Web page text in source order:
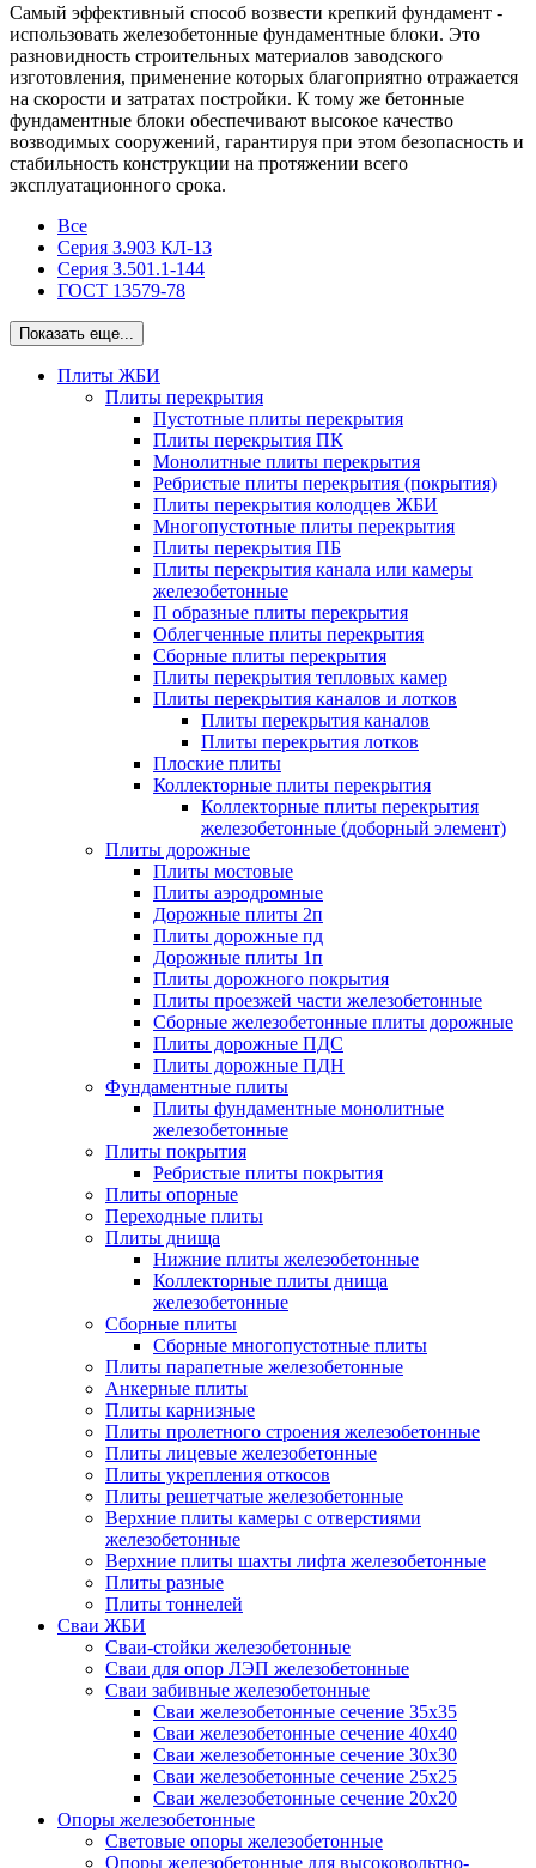
Самый эффективный способ возвести крепкий фундамент -
использовать железобетонные фундаментные блоки. Это
разновидность строительных материалов заводского
изготовления, применение которых благоприятно отражается
на скорости и затратах постройки. К тому же бетонные
фундаментные блоки обеспечивают высокое качество
возводимых сооружений, гарантируя при этом безопасность и
стабильность конструкции на протяжении всего
эксплуатационного срока.
Все
Серия 3.903 КЛ-13
Серия 3.501.1-144
ГОСТ 13579-78
Показать еще...
Плиты ЖБИ
Плиты перекрытия
Пустотные плиты перекрытия
Плиты перекрытия ПК
Монолитные плиты перекрытия
Ребристые плиты перекрытия (покрытия)
Плиты перекрытия колодцев ЖБИ
Многопустотные плиты перекрытия
Плиты перекрытия ПБ
Плиты перекрытия канала или камеры
железобетонные
П образные плиты перекрытия
Облегченные плиты перекрытия
Сборные плиты перекрытия
Плиты перекрытия тепловых камер
Плиты перекрытия каналов и лотков
Плиты перекрытия каналов
Плиты перекрытия лотков
Плоские плиты
Коллекторные плиты перекрытия
Коллекторные плиты перекрытия
железобетонные (доборный элемент)
Плиты дорожные
Плиты мостовые
Плиты аэродромные
Дорожные плиты 2п
Плиты дорожные пд
Дорожные плиты 1п
Плиты дорожного покрытия
Плиты проезжей части железобетонные
Сборные железобетонные плиты дорожные
Плиты дорожные ПДС
Плиты дорожные ПДН
Фундаментные плиты
Плиты фундаментные монолитные
железобетонные
Плиты покрытия
Ребристые плиты покрытия
Плиты опорные
Переходные плиты
Плиты днища
Нижние плиты железобетонные
Коллекторные плиты днища
железобетонные
Сборные плиты
Сборные многопустотные плиты
Плиты парапетные железобетонные
Анкерные плиты
Плиты карнизные
Плиты пролетного строения железобетонные
Плиты лицевые железобетонные
Плиты укрепления откосов
Плиты решетчатые железобетонные
Верхние плиты камеры с отверстиями
железобетонные
Верхние плиты шахты лифта железобетонные
Плиты разные
Плиты тоннелей
Сваи ЖБИ
Сваи-стойки железобетонные
Сваи для опор ЛЭП железобетонные
Сваи забивные железобетонные
Сваи железобетонные сечение 35x35
Сваи железобетонные сечение 40x40
Сваи железобетонные сечение 30x30
Сваи железобетонные сечение 25x25
Сваи железобетонные сечение 20x20
Опоры железобетонные
Световые опоры железобетонные
Опоры железобетонные для высоковольтно-